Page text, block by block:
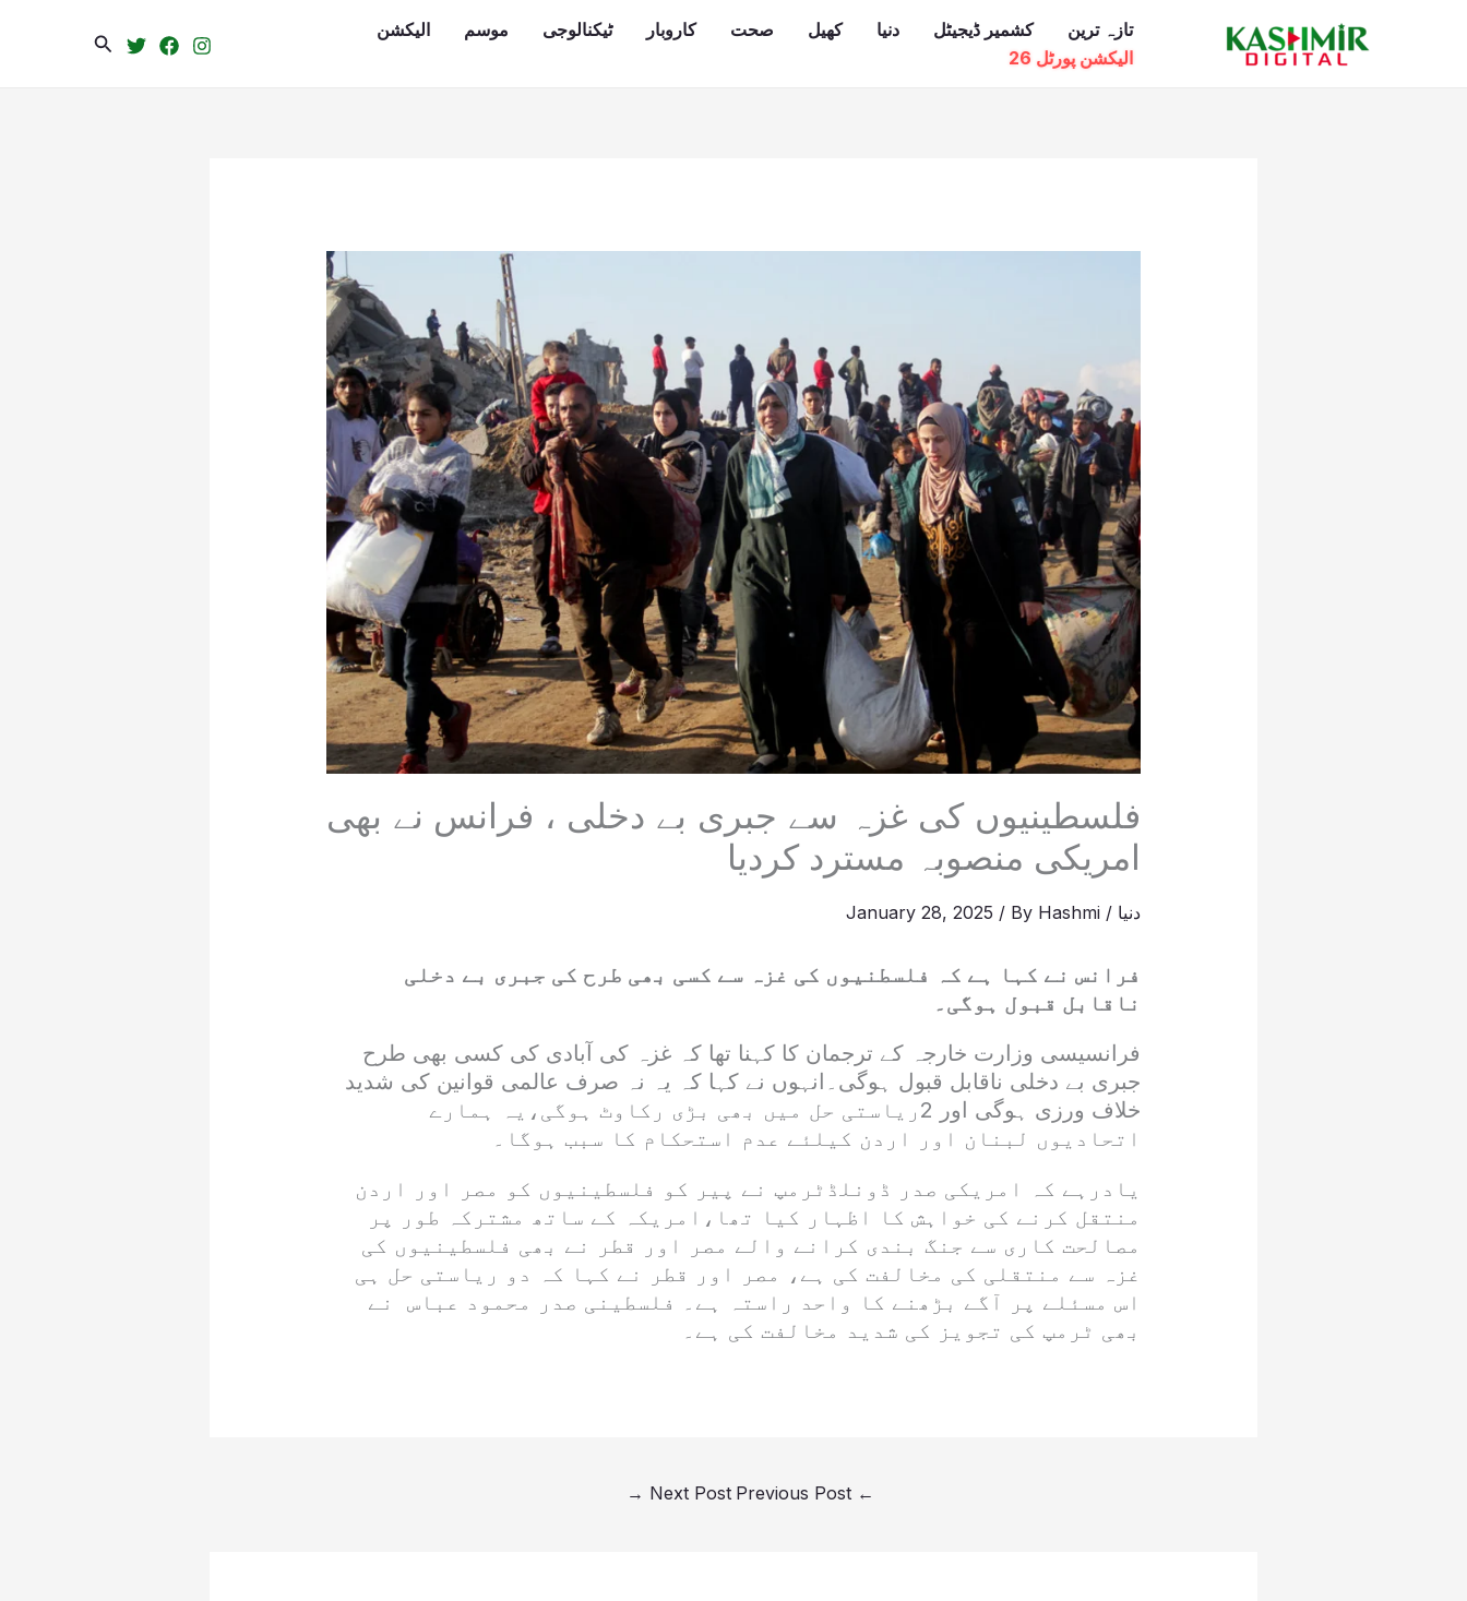
تازہ ترین کشمیر ڈیجیٹل دنیا کھیل صحت کاروبار ٹیکنالوجی موسم
الیکشن
الیکشن پورٹل 26
Search
فلسطینیوں کی غزہ سے جبری بے دخلی ، فرانس نے بھی
امریکی منصوبہ مسترد کردیا
دنیا /
January 28, 2025 / By Hashmi
فرانس نے کہا ہے کہ فلسطنیوں کی غزہ سے کسی بھی طرح کی جبری بے دخلی
ناقابل قبول ہوگی۔
فرانسیسی وزارت خارجہ کے ترجمان کا کہنا تھا کہ غزہ کی آبادی کی کسی بھی طرح
جبری بے دخلی ناقابل قبول ہوگی۔انہوں نے کہا کہ یہ نہ صرف عالمی قوانین کی شدید
خلاف ورزی ہوگی اور 2ریاستی حل میں بھی بڑی رکاوٹ ہوگی،یہ ہمارے
اتحادیوں لبنان اور اردن کیلئے عدم استحکام کا سبب ہوگا۔
یادرہے کہ امریکی صدر ڈونلڈٹرمپ نے پیر کو فلسطینیوں کو مصر اور اردن
منتقل کرنے کی خواہش کا اظہار کیا تھا،امریکہ کے ساتھ مشترکہ طور پر
مصالحت کاری سے جنگ بندی کرانے والے مصر اور قطر نے بھی فلسطینیوں کی
غزہ سے منتقلی کی مخالفت کی ہے، مصر اور قطر نے کہا کہ دو ریاستی حل ہی
اس مسئلے پر آگے بڑھنے کا واحد راستہ ہے۔ فلسطینی صدر محمود عباس نے
بھی ٹرمپ کی تجویز کی شدید مخالفت کی ہے۔
←
Next Post
→